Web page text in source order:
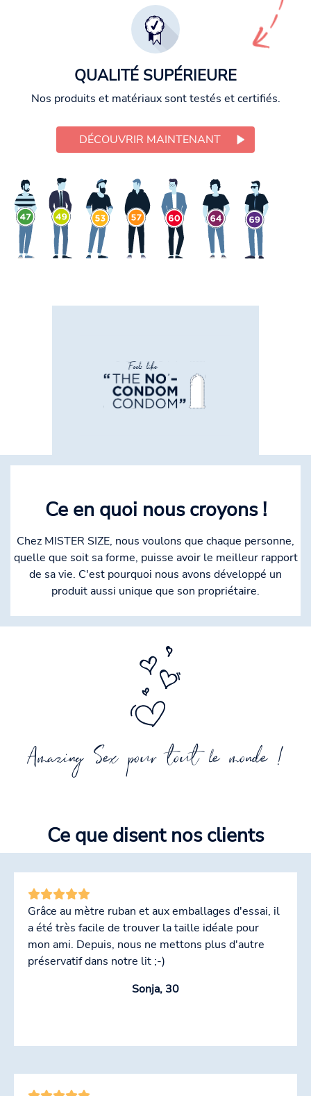
QUALITÉ SUPÉRIEURE
Nos produits et matériaux sont testés et certifiés.
DÉCOUVRIR MAINTENANT
Ce en quoi nous croyons !
Chez MISTER SIZE, nous voulons que chaque personne,
quelle que soit sa forme, puisse avoir le meilleur rapport
de sa vie. C'est pourquoi nous avons développé un
produit aussi unique que son propriétaire.
Amazing Sex pour tout le monde !
Ce que disent nos clients
Grâce au mètre ruban et aux emballages d'essai, il
a été très facile de trouver la taille idéale pour
mon ami. Depuis, nous ne mettons plus d'autre
préservatif dans notre lit ;-)
Sonja, 30